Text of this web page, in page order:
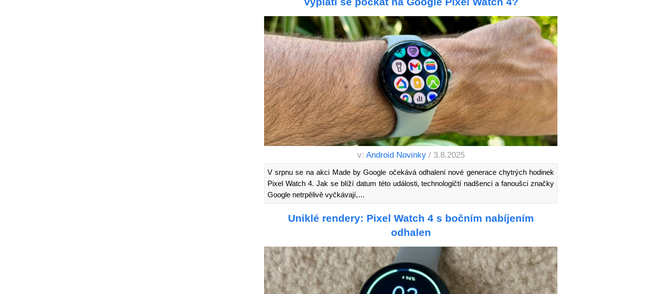
v: Android Novinky / 3.8.2025
V srpnu se na akci Made by Google očekává odhalení nové generace chytrých hodinek
Pixel Watch 4. Jak se blíží datum této události, technologičtí nadšenci a fanoušci značky
Google netrpělivě vyčkávají,…
Uniklé rendery: Pixel Watch 4 s bočním nabíjením
odhalen